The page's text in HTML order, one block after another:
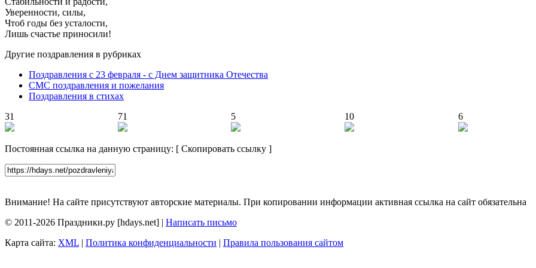
Уверенности, силы,
Чтоб годы без усталости,
Лишь счастье приносили!
Другие поздравления в рубриках
Поздравления с 23 февраля - с Днем защитника Отечества
СМС поздравления и пожелания
Поздравления в стихах
31
71 5 10 6
Постоянная ссылка на данную страницу: [ Скопировать ссылку ]
Внимание! На сайте присутствуют авторские материалы. При копировании информации активная ссылка на сайт обязательна
© 2011-2026 Праздники.ру [hdays.net] | Написать письмо
Карта сайта: XML | Политика конфиденциальности | Правила пользования сайтом